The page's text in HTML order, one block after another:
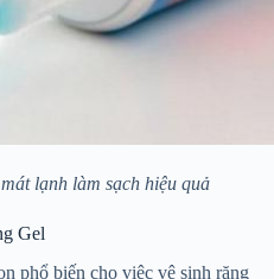
lạnh làm sạch hiệu quả
Gel
phổ biến cho việc vệ sinh răng